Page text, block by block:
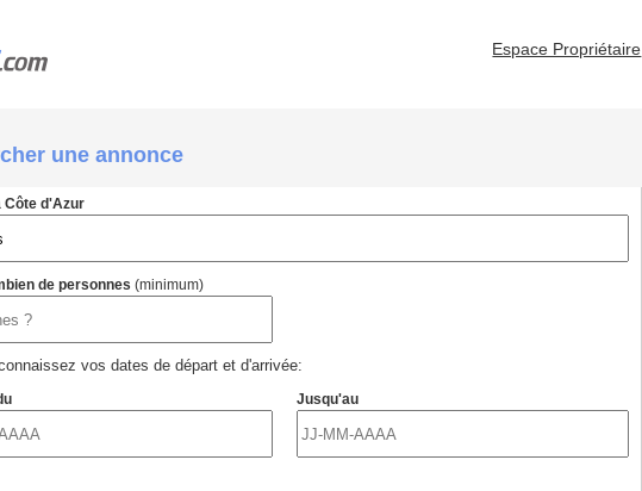
Espace Propriétaire
une annonce
Côte d'Azur
de personnes (minimum)
vos dates de départ et d'arrivée:
Jusqu'au